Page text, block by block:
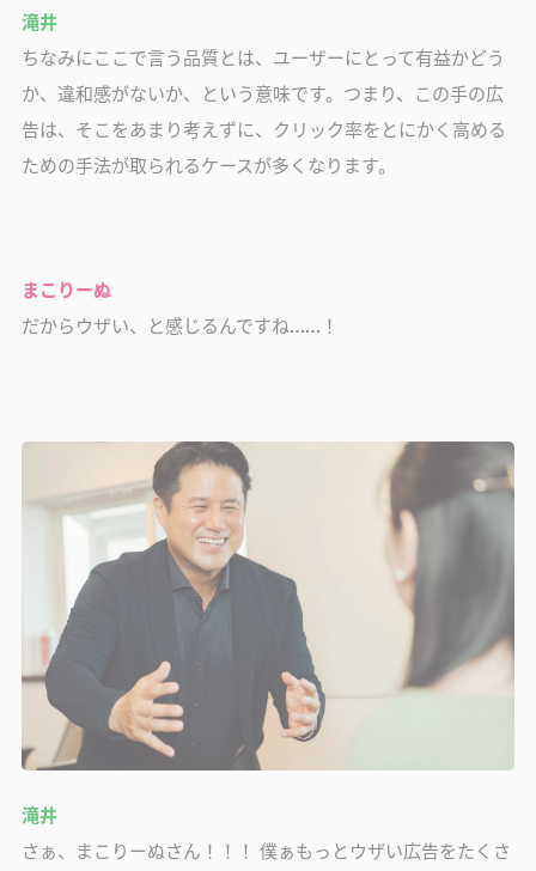
滝井
ちなみにここで言う品質とは、ユーザーにとって有益かどう
か、違和感がないか、という意味です。つまり、この手の広
告は、そこをあまり考えずに、クリック率をとにかく高める
ための手法が取られるケースが多くなります。
まこりーぬ
だからウザい、と感じるんですね……！
滝井
さぁ、まこりーぬさん！！！ 僕ぁもっとウザい広告をたくさ